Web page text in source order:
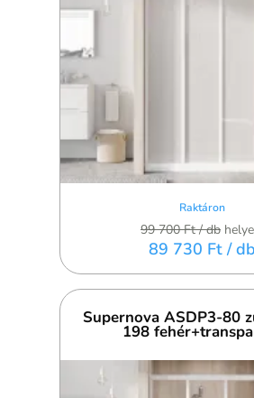
Raktáron
99 700 Ft/ db
89 730 Ft / db
Supernova ASDP3-80
198